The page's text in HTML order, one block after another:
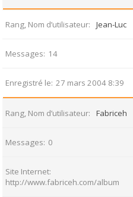
Rang, Nom d’utilisateur Jean-Luc
Messages 14
Enregistré le 27 mars 2004 8:39
Rang, Nom d’utilisateur Fabriceh
Messages 0
Site Internet
http://www.fabriceh.com/album